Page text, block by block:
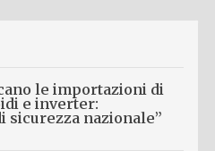
le importazioni di
e inverter:
sicurezza nazionale”